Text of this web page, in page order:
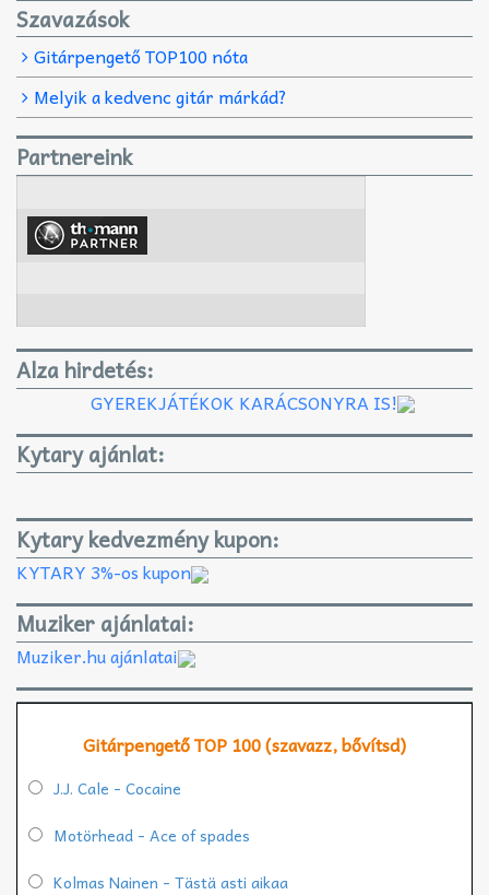
Szavazások
Gitárpengető TOP100 nóta
Melyik a kedvenc gitár márkád?
Partnereink
Alza hirdetés:
GYEREKJÁTÉKOK KARÁCSONYRA IS!
Kytary ajánlat:
Kytary kedvezmény kupon:
KYTARY 3%-os kupon
Muziker ajánlatai:
Muziker.hu ajánlatai
Gitárpengető TOP 100 (szavazz, bővítsd)
J.J. Cale - Cocaine
Motörhead - Ace of spades
Kolmas Nainen - Tästä asti aikaa